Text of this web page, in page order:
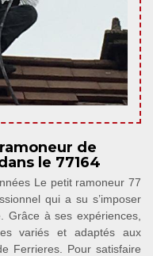
de
le 77164
Le petit ramoneur 77
qui a su s’imposer
Grâce à ses expériences,
variés et adaptés aux
Ferrieres. Pour satisfaire